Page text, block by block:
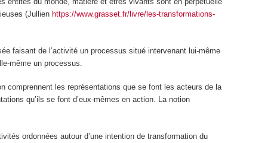
(Jullien https://www.grasset.fr/livre/les-transformations-
faisant de l’activité un processus situé intervenant lui-même
même un processus.
comprennent les représentations que se font les acteurs de la
qu’ils se font d’eux-mêmes en action. La notion
ordonnées autour d’une intention de transformation du